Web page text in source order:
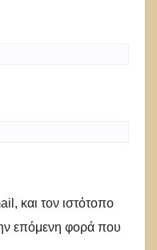
και τον ιστότοπο
επόμενη φορά που